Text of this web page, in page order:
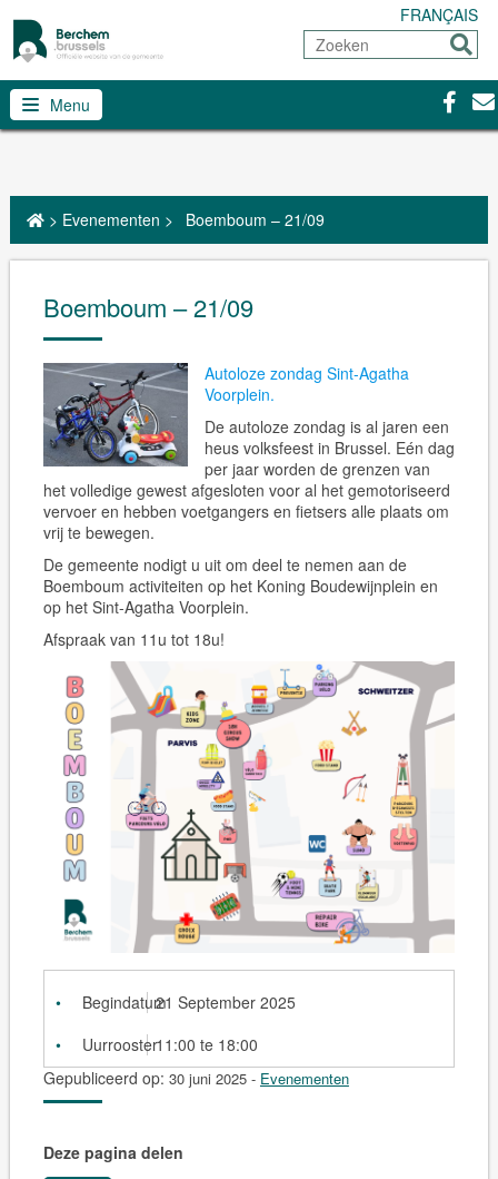
FRANÇAIS
Zoeken
Sturen
Menu
> Evenementen > Boemboum – 21/09
Boemboum – 21/09
Autoloze zondag Sint-Agatha
Voorplein.
De autoloze zondag is al jaren een
heus volksfeest in Brussel. Eén dag
per jaar worden de grenzen van
het volledige gewest afgesloten voor al het gemotoriseerd
vervoer en hebben voetgangers en fietsers alle plaats om
vrij te bewegen.
De gemeente nodigt u uit om deel te nemen aan de
Boemboum activiteiten op het Koning Boudewijnplein en
op het Sint-Agatha Voorplein.
Afspraak van 11u tot 18u!
Begindatum21 September 2025
Uurrooster11:00 te 18:00
Gepubliceerd op: 30 juni 2025 - Evenementen
Deze pagina delen